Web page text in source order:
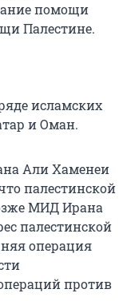
помощи
Палестине.
исламских
и Оман.
Али Хаменеи
палестинской
МИД Ирана
палестинской
операция
против